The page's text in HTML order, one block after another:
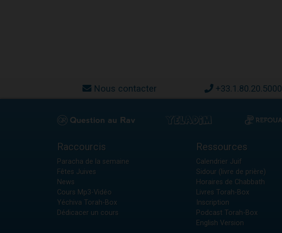
Nous contacter +33.1.80.20.5000
Raccourcis
Paracha de la semaine
Fêtes Juives
News
Cours Mp3-Vidéo
Yéchiva Torah-Box
Dédicacer un cours
Ressources
Calendrier Juif
Sidour (livre de prière)
Horaires de Chabbath
Livres Torah-Box
Inscription
Podcast Torah-Box
English Version